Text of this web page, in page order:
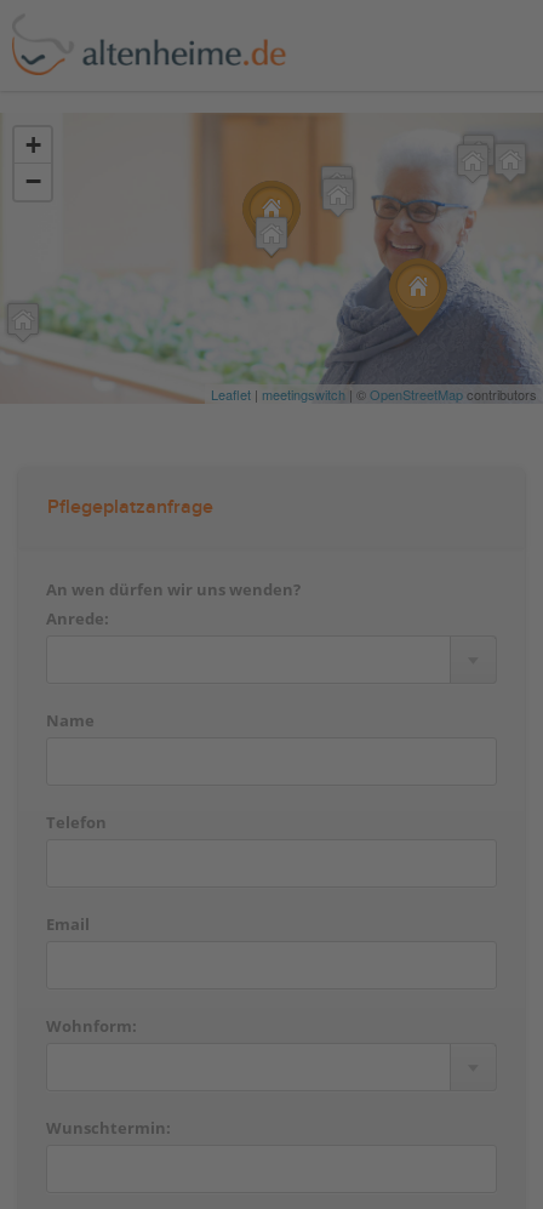
+
−
Leaflet | meetingswitch | ©OpenStreetMapcontributors
Pflegeplatzanfrage
An wen dürfen wir uns wenden?
Anrede:
Name
Telefon
Email
Wohnform:
Wunschtermin: